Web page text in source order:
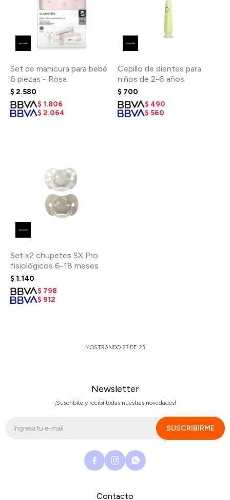
Set de manicura para bebé
6 piezas - Rosa
$ 2.580
$ 1.806
$ 2.064
Cepillo de dientes para
niños de 2-6 años
$ 700
$ 490
$ 560
Set x2 chupetes SX Pro
fisiológicos 6-18 meses
$ 1.140
$ 798
$ 912
MOSTRANDO 23 DE 23
Contacto
Newsletter
¡Suscribite y recibí todas nuestras novedades!
SUSCRIBIRME
  